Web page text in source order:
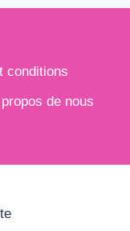
conditions
de nous